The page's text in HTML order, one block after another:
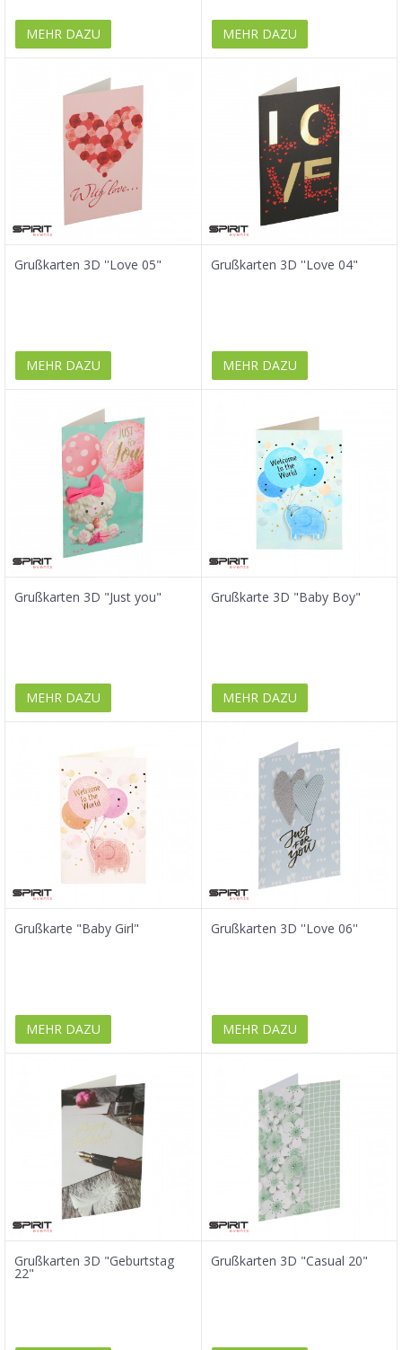
MEHR DAZU MEHR DAZU
Grußkarten 3D ''Love 05"
MEHR DAZU
Grußkarten 3D ''Love 04"
MEHR DAZU
Grußkarten 3D "Just you"
MEHR DAZU
Grußkarte 3D "Baby Boy"
MEHR DAZU
Grußkarte "Baby Girl"
MEHR DAZU
Grußkarten 3D ''Love 06''
MEHR DAZU
Grußkarten 3D "Geburtstag
22"
Grußkarten 3D "Casual 20"